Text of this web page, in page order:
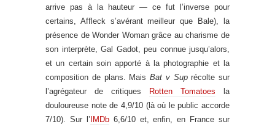
arrive pas à la hauteur — ce fut l’inverse pour
certains, Affleck s’avérant meilleur que Bale), la
présence de Wonder Woman grâce au charisme de
son interprète, Gal Gadot, peu connue jusqu’alors,
et un certain soin apporté à la photographie et la
composition de plans. Mais Bat v Suprécolte sur
l’agrégateur de critiques
Rotten Tomatoes la
douloureuse note de 4,9/10 (là où le public accorde
7/10). Sur l’ IMDb6,6/10 et, enfin, en France sur